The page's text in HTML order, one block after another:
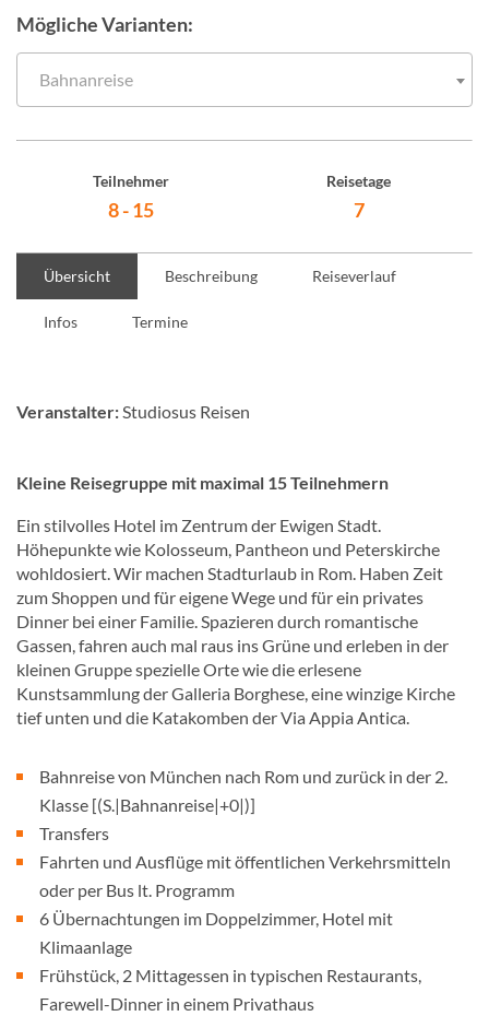
Mögliche Varianten:
Bahnanreise
Teilnehmer
8 - 15
Reisetage
7
Übersicht Beschreibung Reiseverlauf
Infos Termine
Veranstalter:Studiosus Reisen
Kleine Reisegruppe mit maximal 15 Teilnehmern
Ein stilvolles Hotel im Zentrum der Ewigen Stadt.
Höhepunkte wie Kolosseum, Pantheon und Peterskirche
wohldosiert. Wir machen Stadturlaub in Rom. Haben Zeit
zum Shoppen und für eigene Wege und für ein privates
Dinner bei einer Familie. Spazieren durch romantische
Gassen, fahren auch mal raus ins Grüne und erleben in der
kleinen Gruppe spezielle Orte wie die erlesene
Kunstsammlung der Galleria Borghese, eine winzige Kirche
tief unten und die Katakomben der Via Appia Antica.
Bahnreise von München nach Rom und zurück in der 2.
Klasse [(S.|Bahnanreise|+0|)]
Transfers
Fahrten und Ausflüge mit öffentlichen Verkehrsmitteln
oder per Bus lt. Programm
6 Übernachtungen im Doppelzimmer, Hotel mit
Klimaanlage
Frühstück, 2 Mittagessen in typischen Restaurants,
Farewell-Dinner in einem Privathaus